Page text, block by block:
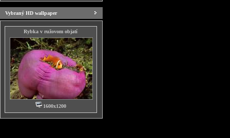
Vybraný HD wallpaper
Rybka v ružovom objatí
1600x1200